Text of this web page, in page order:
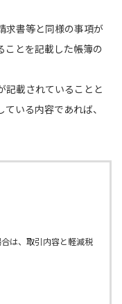
求書等と同様の事項が
ことを記載した帳簿の
記載されていることと
いる内容であれば、
は、取引内容と軽減税